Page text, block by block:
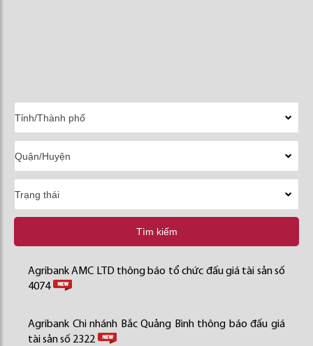
Tìm kiếm
Agribank AMC LTD thông báo tổ chức đấu giá tài sản số
4074
Agribank Chi nhánh Bắc Quảng Bình thông báo đấu giá
tài sản số 2322